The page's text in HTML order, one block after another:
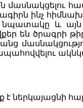
ինչ
նպատակը և
այն
են ծրագրի
վելու
է ներկայացնի